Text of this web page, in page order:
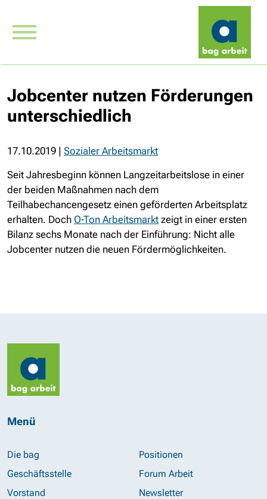
Jobcenter nutzen Förderungen
unterschiedlich
17.10.2019 | Sozialer Arbeitsmarkt
Seit Jahresbeginn können Langzeitarbeitslose in einer
der beiden Maßnahmen nach dem
Teilhabechancengesetz einen geförderten Arbeitsplatz
erhalten. Doch O-Ton Arbeitsmarkt zeigt in einer ersten
Bilanz sechs Monate nach der Einführung: Nicht alle
Jobcenter nutzen die neuen Fördermöglichkeiten.
Menü
Die bag
Geschäftsstelle
Vorstand
Positionen
Forum Arbeit
Newsletter